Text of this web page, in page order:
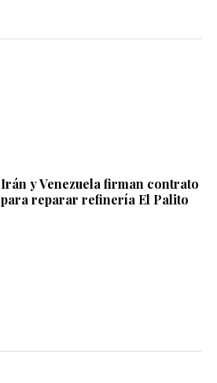
Irán y Venezuela firman contrato
para reparar refinería El Palito